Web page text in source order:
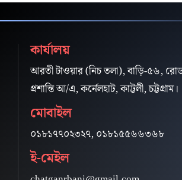
কার্যালয়
আরতী টাওয়ার (নিচ তলা), বাড়ি-৫৬,
প্রশান্তি আ/এ, কর্নেলহাট, কাট্টলী, চট্টগ্রাম।
মোবাইল
০১৮১৭৭০২৩২৭, ০১৮১৫৫৬৬৩৬৮
ই-মেইল